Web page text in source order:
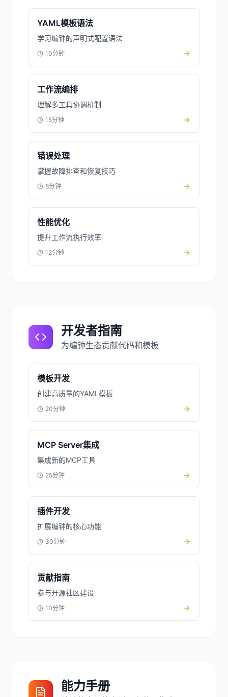
YAML模板语法
学习编钟的声明式配置语法
10分钟
工作流编排
理解多工具协调机制
15分钟
错误处理
掌握故障排查和恢复技巧
8分钟
性能优化
提升工作流执行效率
12分钟
开发者指南
为编钟生态贡献代码和模板
模板开发
创建高质量的YAML模板
20分钟
MCP Server集成
集成新的MCP工具
25分钟
插件开发
扩展编钟的核心功能
30分钟
贡献指南
参与开源社区建设
10分钟
能力手册